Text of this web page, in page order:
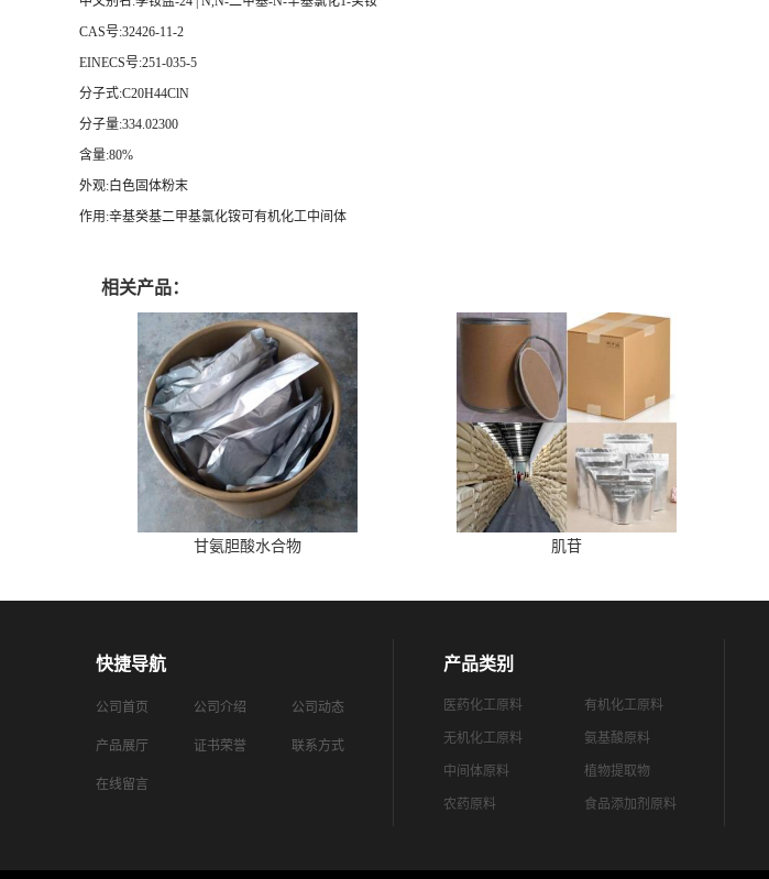
CAS号:32426-11-2
EINECS号:251-035-5
分子式:C20H44ClN
分子量:334.02300
含量:80%
外观:白色固体粉末
作用:辛基癸基二甲基氯化铵可有机化工中间体
相关产品：
甘氨胆酸水合物 肌苷
快捷导航
公司首页 公司介绍 公司动态
产品展厅 证书荣誉 联系方式
在线留言
产品类别
医药化工原料 有机化工原料
无机化工原料 氨基酸原料
中间体原料 植物提取物
农药原料 食品添加剂原料